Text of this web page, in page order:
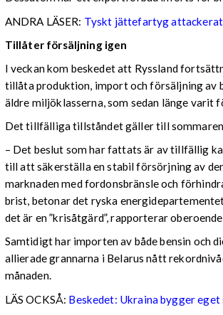
ANDRA LÄSER: Tyskt jättefartyg attackerat
Tillåter försäljning igen
I veckan kom beskedet att Ryssland
tillåta produktion, import och försäljning av
äldre miljöklasserna, som sedan länge varit
Det tillfälliga tillståndet gäller till
– Det beslut som har fattats är av tillfällig
till att säkerställa en stabil försörjning av
marknaden med fordonsbränsle och
brist, betonar det ryska
det är en ”krisåtgärd”, rapporterar
Samtidigt har importen av både bensin och
allierade grannarna i Belarus nått
månaden.
LÄS OCKSÅ: Beskedet: Ukraina bygger eget